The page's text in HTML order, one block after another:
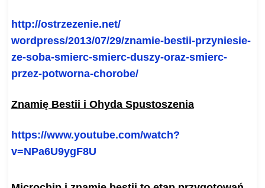
http://ostrzezenie.net/
wordpress/2013/07/29/znamie-bestii-przyniesie-
ze-soba-smierc-smierc-duszy-oraz-smierc-
przez-potworna-chorobe/
Znamię Bestii i Ohyda Spustoszenia
https://www.youtube.com/watch?
v=NPa6U9ygF8U